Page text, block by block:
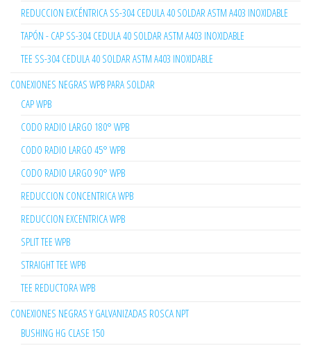
REDUCCION EXCÉNTRICA SS-304 CEDULA 40 SOLDAR ASTM A403 INOXIDABLE
TAPÓN - CAP SS-304 CEDULA 40 SOLDAR ASTM A403 INOXIDABLE
TEE SS-304 CEDULA 40 SOLDAR ASTM A403 INOXIDABLE
CONEXIONES NEGRAS WPB PARA SOLDAR
CAP WPB
CODO RADIO LARGO 180° WPB
CODO RADIO LARGO 45° WPB
CODO RADIO LARGO 90° WPB
REDUCCION CONCENTRICA WPB
REDUCCION EXCENTRICA WPB
SPLIT TEE WPB
STRAIGHT TEE WPB
TEE REDUCTORA WPB
CONEXIONES NEGRAS Y GALVANIZADAS ROSCA NPT
BUSHING HG CLASE 150